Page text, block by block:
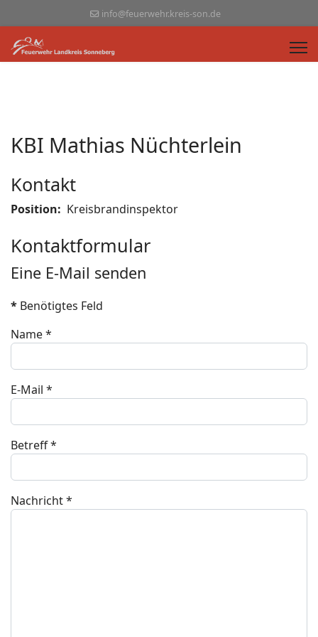
info@feuerwehr.kreis-son.de
KBI Mathias Nüchterlein
Kontakt
Position: Kreisbrandinspektor
Kontaktformular
Eine E-Mail senden
* Benötigtes Feld
Name*
E-Mail *
Betreff*
Nachricht*